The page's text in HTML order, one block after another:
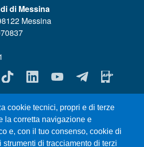
cookie tecnici, propri e di terze
la corretta navigazione e
e, con il tuo consenso, cookie di
strumenti di tracciamento di terzi
di Messina
Messina